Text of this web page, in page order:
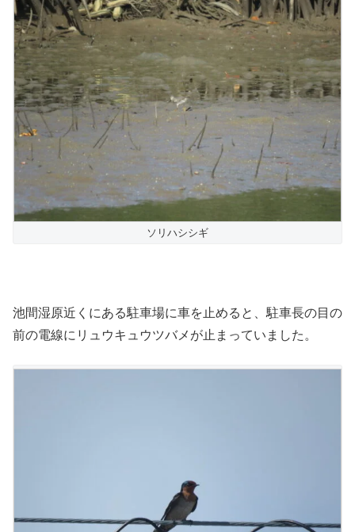
ソリハシシギ
池間湿原近くにある駐車場に車を止めると、駐車長の目の
前の電線にリュウキュウツバメが止まっていました。